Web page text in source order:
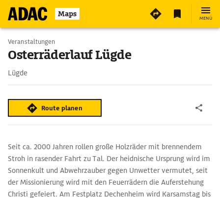
Maps MENÜ
Veranstaltungen
Osterräderlauf Lügde
Lügde
Route planen
Seit ca. 2000 Jahren rollen große Holzräder mit brennendem
Stroh in rasender Fahrt zu Tal. Der heidnische Ursprung wird im
Sonnenkult und Abwehrzauber gegen Unwetter vermutet, seit
der Missionierung wird mit den Feuerrädern die Auferstehung
Christi gefeiert. Am Festplatz Dechenheim wird Karsamstag bis